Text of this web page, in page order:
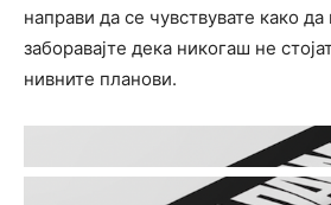
направи да се чувствувате како
заборавајте дека никогаш не
нивните планови.